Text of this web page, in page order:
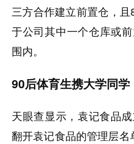
三方合作建立前置仓，且
于公司其中一个仓库或
围内。
90后体育生携大学同
天眼查显示，袁记食品成
翻开袁记食品的管理层